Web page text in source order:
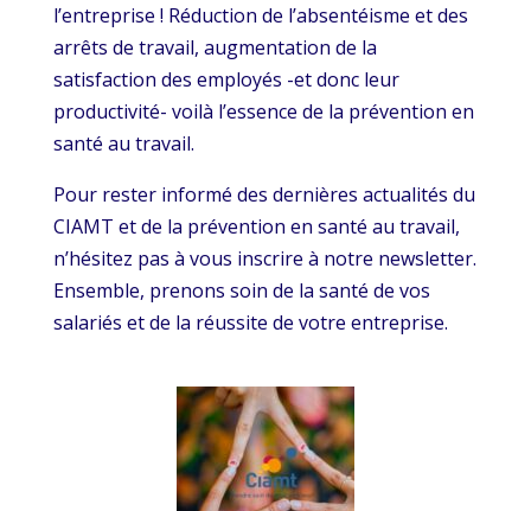
l’entreprise ! Réduction de l’absentéisme et des
arrêts de travail, augmentation de la
satisfaction des employés -et donc leur
productivité- voilà l’essence de la prévention en
santé au travail.
Pour rester informé des dernières actualités du
CIAMT et de la prévention en santé au travail,
n’hésitez pas à vous inscrire à notre newsletter.
Ensemble, prenons soin de la santé de vos
salariés et de la réussite de votre entreprise.